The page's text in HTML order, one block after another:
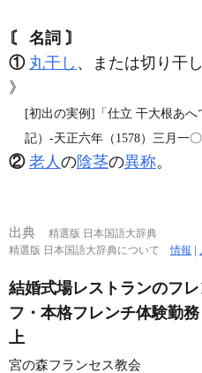
〘 名詞 〙
① 丸干し 、または切り干
》
[初出の実例]「仕立 干大根あ
記）‐天正六年（1578）三月一
② 老人の陰茎の異称。
出典
精選版 日本国語大辞典
精選版 日本国語大辞典について情報
結婚式場レストランのフ
フ・本格フレンチ体験勤
上
宮の森フランセス教会